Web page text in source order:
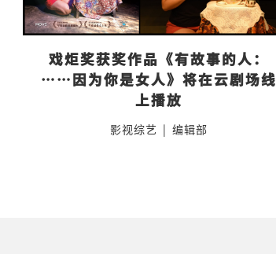
戏炬奖获奖作品《有故事的人：
……因为你是女人》将在云剧场线
上播放
影视综艺 | 编辑部